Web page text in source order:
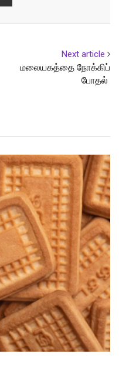
Next article
மலையகத்தை நோக்கிப்
போதல்